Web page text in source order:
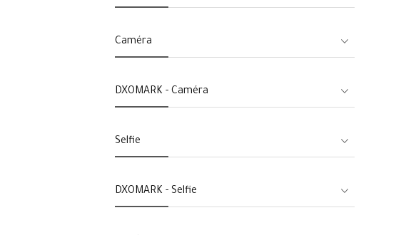
Caméra
DXOMARK - Caméra
Selfie
DXOMARK - Selfie